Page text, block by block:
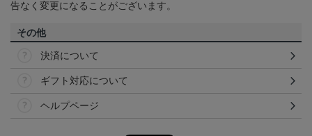
告なく変更になることがございます。
その他
決済について
ギフト対応について
ヘルプページ